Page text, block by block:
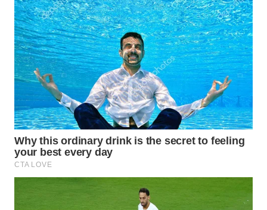
WAHANA
ADVOKAT
WAHANA
INFRASTRUKTUR
WAHANA
KONSUMEN
WAHANA
LISTRIK
TRAVEL